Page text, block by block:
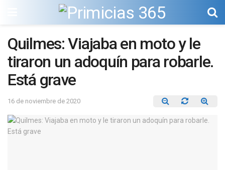
Quilmes: Viajaba en moto y le
tiraron un adoquín para robarle.
Está grave
16 de noviembre de 2020